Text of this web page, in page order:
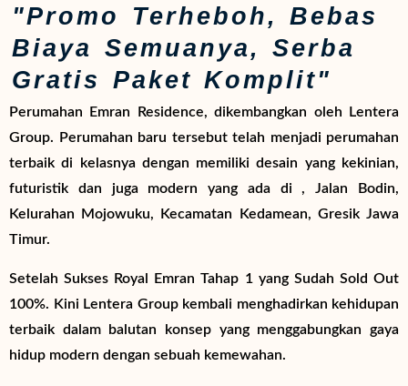
"Promo Terheboh, Bebas
Biaya Semuanya, Serba
Gratis Paket Komplit"
Perumahan Emran Residence, dikembangkan oleh Lentera
Group. Perumahan baru tersebut telah menjadi perumahan
terbaik di kelasnya dengan memiliki desain yang kekinian,
futuristik dan juga modern yang ada di , Jalan Bodin,
Kelurahan Mojowuku, Kecamatan Kedamean, Gresik Jawa
Timur.
Setelah Sukses Royal Emran Tahap 1 yang Sudah Sold Out
100%. Kini Lentera Group kembali menghadirkan kehidupan
terbaik dalam balutan konsep yang menggabungkan gaya
hidup modern dengan sebuah kemewahan.